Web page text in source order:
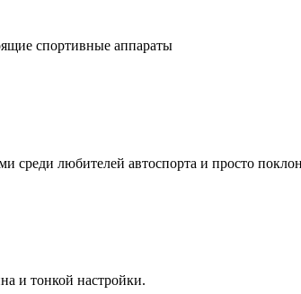
спортивные аппараты
среди любителей автоспорта и просто
и тонкой настройки.